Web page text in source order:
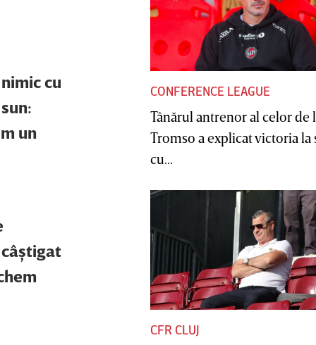
cu
un
câştigat
CONFERENCE LEAGUE
Tânărul antrenor al celor de
Tromso a explicat victoria la
cu...
CFR CLUJ